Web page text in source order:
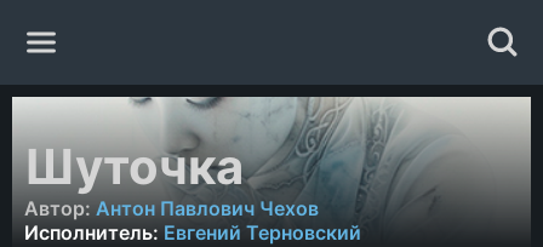
Главная
Жанры
Шуточка
Автор: Антон Павлович Чехов
Исполнитель: Евгений Терновский